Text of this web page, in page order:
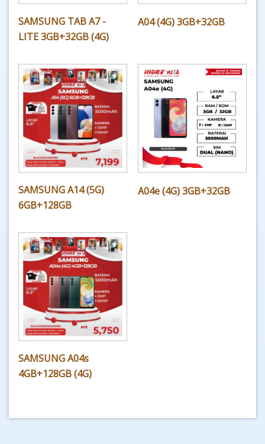
SAMSUNG TAB A7 -
LITE 3GB+32GB (4G)
A04 (4G) 3GB+32GB
SAMSUNG A14 (5G)
6GB+128GB
A04e (4G) 3GB+32GB
SAMSUNG A04s
4GB+128GB (4G)